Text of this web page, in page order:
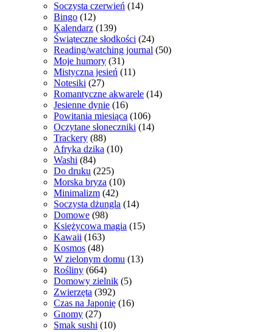
Soczysta czerwień (14)
Bingo (12)
Kalendarz (139)
Świąteczne słodkości (24)
Reading/watching journal (50)
Moje humory (31)
Mistyczna jesień (11)
Notesiki (27)
Romantyczne akwarele (14)
Jesienne dynie (16)
Powitania miesiąca (106)
Oczytane słoneczniki (14)
Trackery (88)
Afryka dzika (10)
Washi (84)
Do druku (225)
Morska bryza (10)
Minimalizm (42)
Soczysta dżungla (14)
Domowe (98)
Księżycowa magia (15)
Kawaii (163)
Kosmos (48)
W zielonym domu (13)
Rośliny (664)
Domowy zielnik (5)
Zwierzęta (392)
Czas na Japonię (16)
Gnomy (27)
Smak sushi (10)